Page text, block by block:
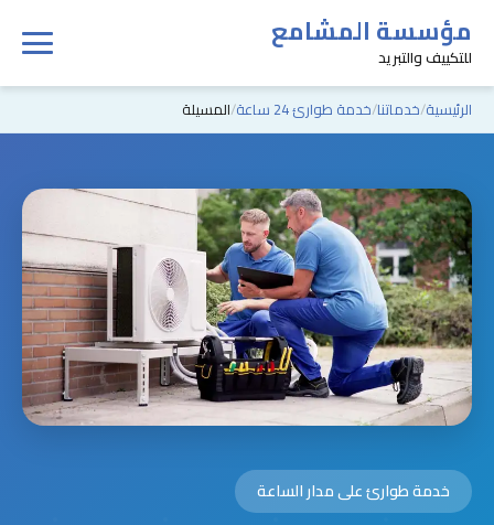
مؤسسة المشامع
للتكييف والتبريد
الرئيسية خدماتنا خدمة طوارئ 24 ساعة المسيلة
خدمة طوارئ على مدار الساعة